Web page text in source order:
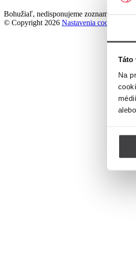
Táto
Na
Bohužiaľ, nedisponujeme zoznamom
© Copyright 2026 Nastavenia cookies